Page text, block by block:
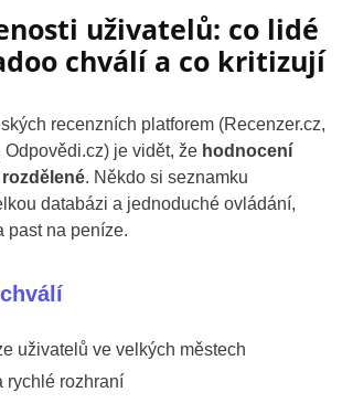
uživatelů: co lidé
chválí a co kritizují
recenzních platforem (Recenzer.cz,
je vidět, že hodnocení
. Někdo si seznamku
databázi a jednoduché ovládání,
past na peníze.
uživatelů ve velkých městech
rychlé rozhraní